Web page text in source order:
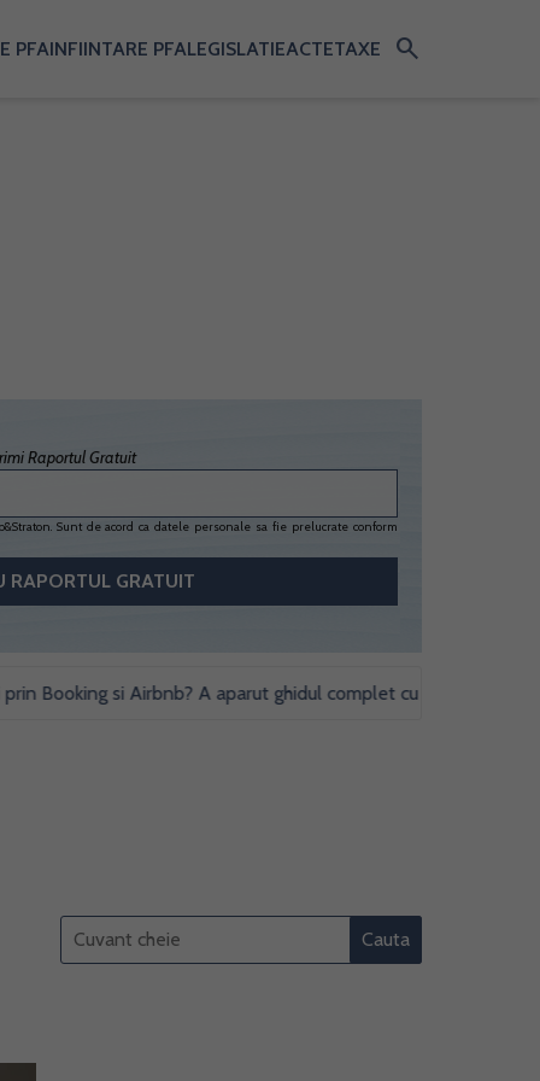
PFAINFIINTARE PFALEGISLATIEACTETAXE search
Raportul Gratuit
Sunt de acord ca datele personale sa fie prelucrate conform
si Airbnb? A aparut ghidul complet cu obligatii fiscale si